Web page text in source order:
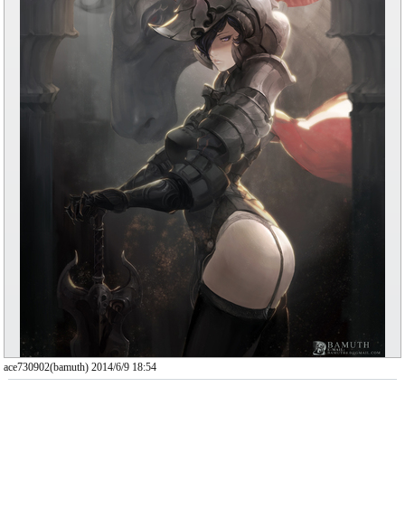
ace730902(bamuth) 2014/6/9 18:54